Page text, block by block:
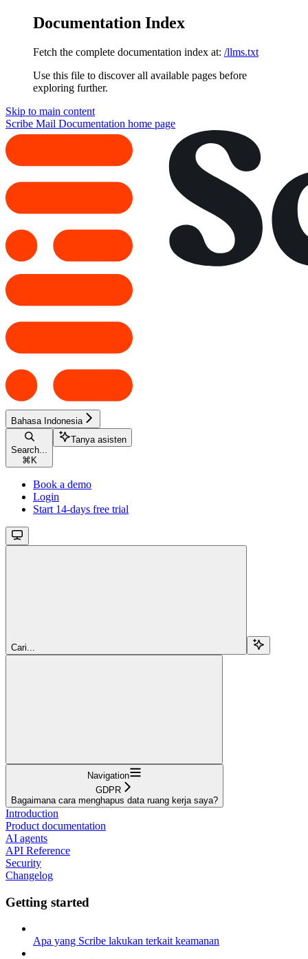
Documentation Index
Fetch the complete documentation index at: /llms.txt
Use this file to discover all available pages before
exploring further.
Skip to main content
Scribe Mail Documentation home page
Bahasa Indonesia
Search...
⌘ K
Tanya asisten
Book a demo
Login
Start 14-days free trial
Cari...
Navigation
GDPR
Bagaimana cara menghapus data ruang kerja saya?
Introduction
Product documentation
AI agents
API Reference
Security
Changelog
Getting started
Apa yang Scribe lakukan terkait keamanan